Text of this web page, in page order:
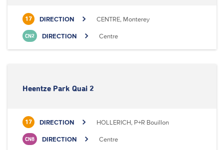
17 DIRECTION CENTRE, Monterey
CN2 DIRECTION Centre
Heentze Park Quai 2
17 DIRECTION HOLLERICH, P+R Bouillon
CN8 DIRECTION Centre